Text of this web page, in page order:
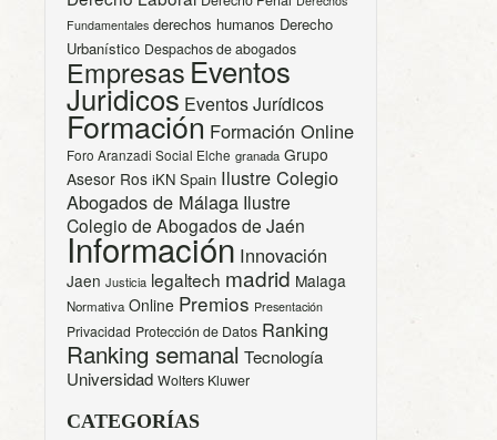
Fundamentales derechos humanos Derecho
Urbanístico Despachos de abogados
Empresas Eventos
Juridicos Eventos Jurídicos
Formación Formación Online
Foro Aranzadi Social Elche granada Grupo
Asesor Ros iKN Spain Ilustre Colegio
Abogados de Málaga Ilustre
Colegio de Abogados de Jaén
Información Innovación
Jaen Justicia legaltech madrid Malaga
Normativa Online Premios Presentación
Privacidad Protección de Datos Ranking
Ranking semanal Tecnología
Universidad Wolters Kluwer
CATEGORÍAS